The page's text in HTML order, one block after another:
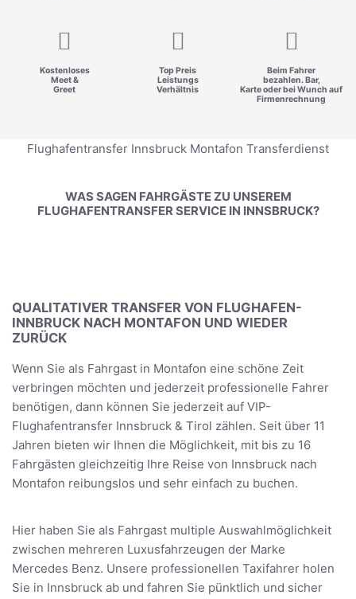
Kostenloses
Meet &
Greet
Top Preis
Leistungs
Verhältnis
Beim Fahrer
bezahlen. Bar,
Karte oder bei Wunch auf
Firmenrechnung
Flughafentransfer Innsbruck Montafon Transferdienst
WAS SAGEN FAHRGÄSTE ZU UNSEREM
FLUGHAFENTRANSFER SERVICE IN INNSBRUCK?
QUALITATIVER TRANSFER VON FLUGHAFEN-
INNBRUCK NACH MONTAFON UND WIEDER
ZURÜCK
Wenn Sie als Fahrgast in Montafon eine schöne Zeit
verbringen möchten und jederzeit professionelle Fahrer
benötigen, dann können Sie jederzeit auf VIP-
Flughafentransfer Innsbruck & Tirol zählen. Seit über 11
Jahren bieten wir Ihnen die Möglichkeit, mit bis zu 16
Fahrgästen gleichzeitig Ihre Reise von Innsbruck nach
Montafon reibungslos und sehr einfach zu buchen.
Hier haben Sie als Fahrgast multiple Auswahlmöglichkeit
zwischen mehreren Luxusfahrzeugen der Marke
Mercedes Benz. Unsere professionellen Taxifahrer holen
Sie in Innsbruck ab und fahren Sie pünktlich und sicher